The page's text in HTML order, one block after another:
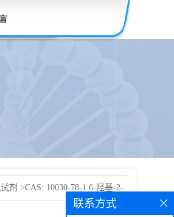
剂 >CAS: 10030-78-1 6-羟基-2-
联系方式